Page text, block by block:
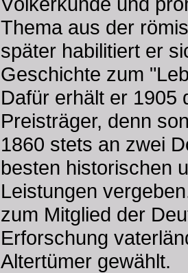
Thema aus der
später habilitiert er
Geschichte zum
Dafür erhält er 1905
Preisträger, denn
1860 stets an zwei
besten historischen
Leistungen
zum Mitglied der
Erforschung
Altertümer gewählt.